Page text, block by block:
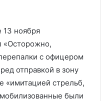
13 ноября
«Осторожно,
с офицером
отправкой в зону
«имитацией стрельб,
были